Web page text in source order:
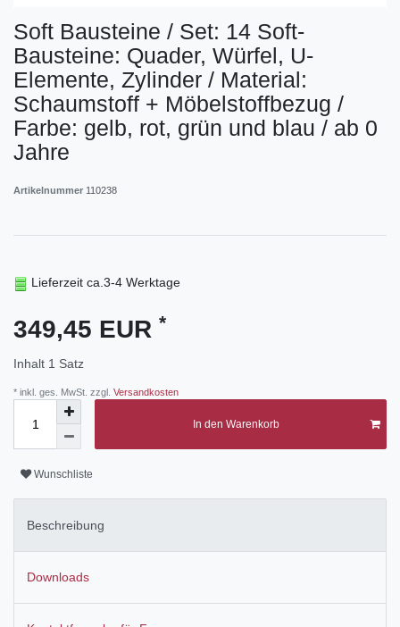
Soft Bausteine / Set: 14 Soft-
Bausteine: Quader, Würfel, U-
Elemente, Zylinder / Material:
Schaumstoff + Möbelstoffbezug /
Farbe: gelb, rot, grün und blau / ab 0
Jahre
Artikelnummer 110238
Lieferzeit ca.3-4 Werktage
349,45 EUR *
Inhalt 1 Satz
* inkl. ges. MwSt. zzgl. Versandkosten
In den Warenkorb
Wunschliste
Beschreibung
Downloads